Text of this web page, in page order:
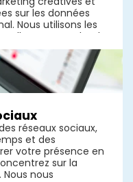
sur les données
Nous utilisons les
telles que Facebook
votre message
réseaux sociaux,
et des
votre présence en
sur la
nous